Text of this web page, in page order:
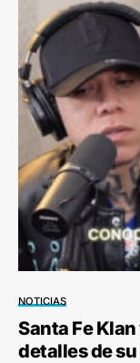
NOTICIAS
Santa Fe
detalles de